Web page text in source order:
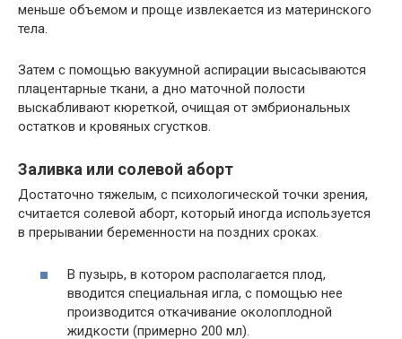
меньше объемом и проще извлекается из материнского
тела.
Затем с помощью вакуумной аспирации высасываются
плацентарные ткани, а дно маточной полости
выскабливают кюреткой, очищая от эмбриональных
остатков и кровяных сгустков.
Заливка или солевой аборт
Достаточно тяжелым, с психологической точки зрения,
считается солевой аборт, который иногда используется
в прерывании беременности на поздних сроках.
В пузырь, в котором располагается плод,
вводится специальная игла, с помощью нее
производится откачивание околоплодной
жидкости (примерно 200 мл).